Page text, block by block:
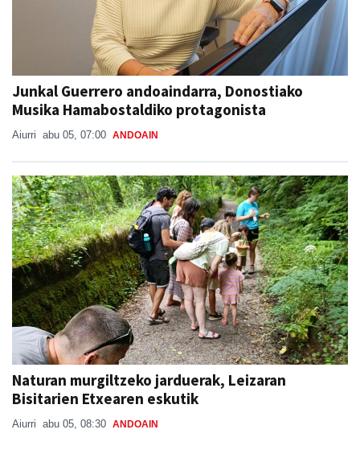
Junkal Guerrero andoaindarra, Donostiako
Musika Hamabostaldiko protagonista
Aiurri abu 05, 07:00 ANDOAIN
Naturan murgiltzeko jarduerak, Leizaran
Bisitarien Etxearen eskutik
Aiurri abu 05, 08:30 ANDOAIN